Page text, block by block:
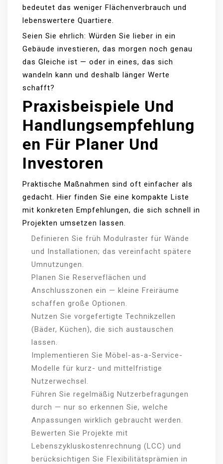
bedeutet das weniger Flächenverbrauch und
lebenswertere Quartiere.
Seien Sie ehrlich: Würden Sie lieber in ein
Gebäude investieren, das morgen noch genau
das Gleiche ist — oder in eines, das sich
wandeln kann und deshalb länger Werte
schafft?
Praxisbeispiele Und
Handlungsempfehlung
En Für Planer Und
Investoren
Praktische Maßnahmen sind oft einfacher als
gedacht. Hier finden Sie eine kompakte Liste
mit konkreten Empfehlungen, die sich schnell in
Projekten umsetzen lassen.
Definieren Sie früh Modulraster für Wände
und Installationen; das vereinfacht spätere
Umnutzungen.
Planen Sie Reserveflächen und
Anschlusszonen ein — kleine Freiräume
schaffen große Optionen.
Nutzen Sie vorgefertigte Technikzellen
(Bäder, Küchen), die sich austauschen
lassen.
Implementieren Sie Möbel-as-a-Service-
Modelle für kurz- und mittelfristige
Nutzerwechsel.
Führen Sie regelmäßig Nutzerbefragungen
durch — nur so erkennen Sie, welche
Anpassungen wirklich gebraucht werden.
Bewerten Sie Projekte mit
Lebenszykluskostenrechnung (LCC) und
berücksichtigen Sie Flexibilitätsprämien in